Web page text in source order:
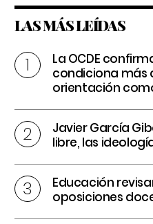
LAS MÁS LEÍDAS
La OCDE
condiciona más
orientación
Javier García
libre, las
Educación
oposiciones